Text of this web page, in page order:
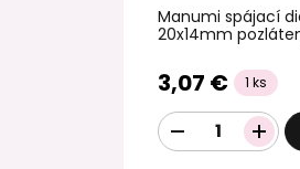
Manumi spájací
20x14mm
3,07 € 1 ks